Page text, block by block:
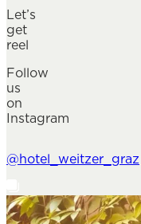
Let’s
get
reel
Follow
us
on
Instagram
@hotel_weitzer_graz